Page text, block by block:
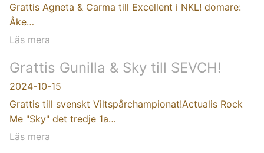
Grattis Agneta & Carma till Excellent i NKL! domare:
Åke…
Läs mera
Grattis Gunilla & Sky till SEVCH!
2024-10-15
Grattis till svenskt Viltspårchampionat!Actualis Rock
Me "Sky" det tredje 1a…
Läs mera